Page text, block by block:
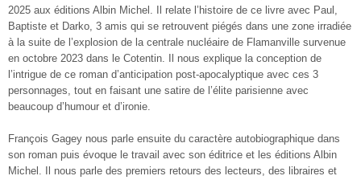
2025 aux éditions Albin Michel. Il relate l’histoire de ce livre avec Paul,
Baptiste et Darko, 3 amis qui se retrouvent piégés dans une zone irradiée
à la suite de l’explosion de la centrale nucléaire de Flamanville survenue
en octobre 2023 dans le Cotentin. Il nous explique la conception de
l’intrigue de ce roman d’anticipation post-apocalyptique avec ces 3
personnages, tout en faisant une satire de l’élite parisienne avec
beaucoup d’humour et d’ironie.
François Gagey nous parle ensuite du caractère autobiographique dans
son roman puis évoque le travail avec son éditrice et les éditions Albin
Michel. Il nous parle des premiers retours des lecteurs, des libraires et